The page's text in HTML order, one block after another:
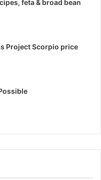
feta & broad bean
Project Scorpio price